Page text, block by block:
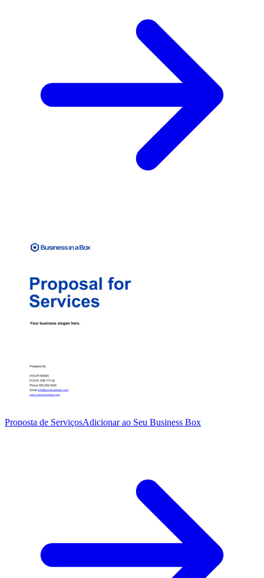
Proposta de ServiçosAdicionar ao Seu Business Box